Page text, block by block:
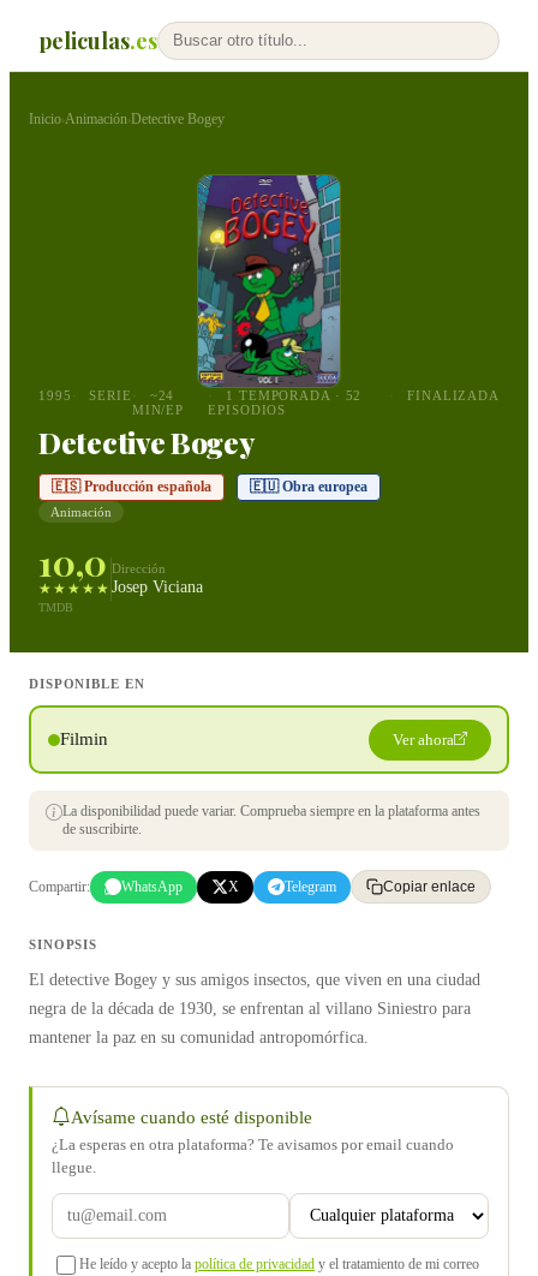
peliculas.es
Inicio›Animación›Detective Bogey
1995 SERIE
~24
MIN/EP
1 TEMPORADA · 52
EPISODIOS
FINALIZADA
Detective Bogey
🇪🇸 Producción española 🇪🇺 Obra europea
Animación
10,0
★★★★★
TMDB
Dirección
Josep Viciana
DISPONIBLE EN
Filmin Ver ahora
La disponibilidad puede variar. Comprueba siempre en la plataforma antes
de suscribirte.
Compartir: WhatsApp X Telegram Copiar enlace
SINOPSIS
El detective Bogey y sus amigos insectos, que viven en una ciudad
negra de la década de 1930, se enfrentan al villano Siniestro para
mantener la paz en su comunidad antropomórfica.
Avísame cuando esté disponible
¿La esperas en otra plataforma? Te avisamos por email cuando
llegue.
He leído y acepto la política de privacidad y el tratamiento de mi correo